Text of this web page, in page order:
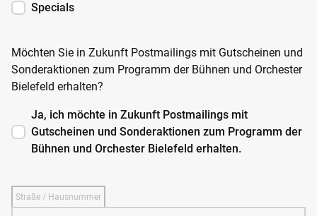
Specials
Möchten Sie in Zukunft Postmailings mit Gutscheinen und
Sonderaktionen zum Programm der Bühnen und Orchester
Bielefeld erhalten?
Ja, ich möchte in Zukunft Postmailings mit
Gutscheinen und Sonderaktionen zum Programm der
Bühnen und Orchester Bielefeld erhalten.
Straße / Hausnummer